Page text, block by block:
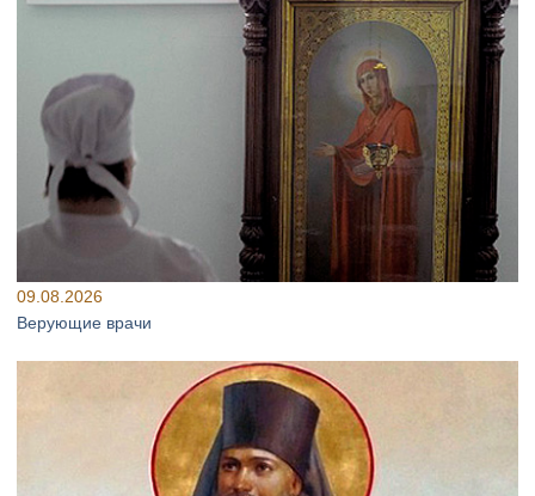
09.08.2026
Верующие врачи